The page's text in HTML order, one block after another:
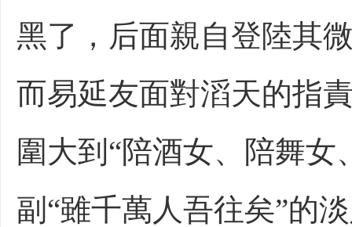
黑了，后面親自登陸其
而易延友面對滔天的指
圍大到“陪酒女、陪舞
副“雖千萬人吾往矣”的